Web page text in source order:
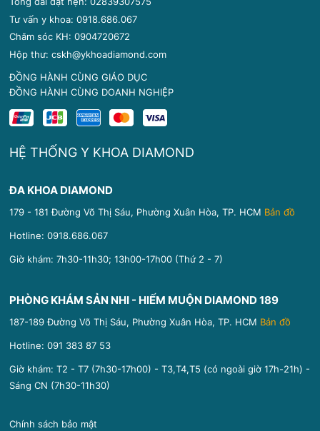
Tư vấn y khoa: 0918.686.067
Chăm sóc KH: 0904720672
Hộp thư: cskh@ykhoadiamond.com
ĐỒNG HÀNH CÙNG GIÁO DỤC
ĐỒNG HÀNH CÙNG DOANH NGHIỆP
HỆ THỐNG Y KHOA DIAMOND
ĐA KHOA DIAMOND
179 - 181 Đường Võ Thị Sáu, Phường Xuân Hòa, TP. HCM Bản đồ
Hotline:0918.686.067
Giờ khám: 7h30-11h30; 13h00-17h00 (Thứ 2 - 7)
PHÒNG KHÁM SẢN NHI - HIẾM MUỘN DIAMOND 189
187-189 Đường Võ Thị Sáu, Phường Xuân Hòa, TP. HCM Bản đồ
Hotline:091 383 87 53
Giờ khám: T2 - T7 (7h30-17h00) - T3,T4,T5 (có ngoài giờ 17h-21h) -
Sáng CN (7h30-11h30)
Chính sách bảo mật